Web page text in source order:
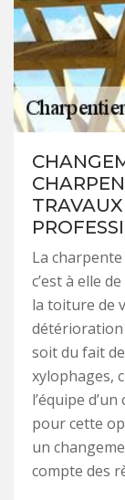
La
c’est à elle
la toiture de
détérioration
soit du fait
xylophages,
l’équipe
pour cette
un
compte des